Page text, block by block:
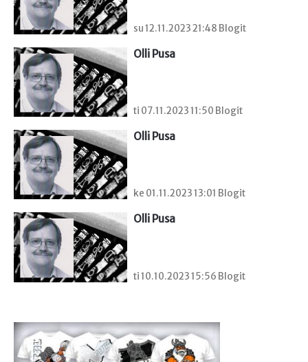
su 12.11.2023 21:48 Blogit
Olli Pusa
ti 07.11.2023 11:50 Blogit
Olli Pusa
ke 01.11.2023 13:01 Blogit
Olli Pusa
ti 10.10.2023 15:56 Blogit